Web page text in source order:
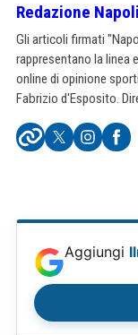
Redazione
Gli articoli firmati
rappresentano la
online di opinione
Fabrizio d'Esposito.
Aggiungi